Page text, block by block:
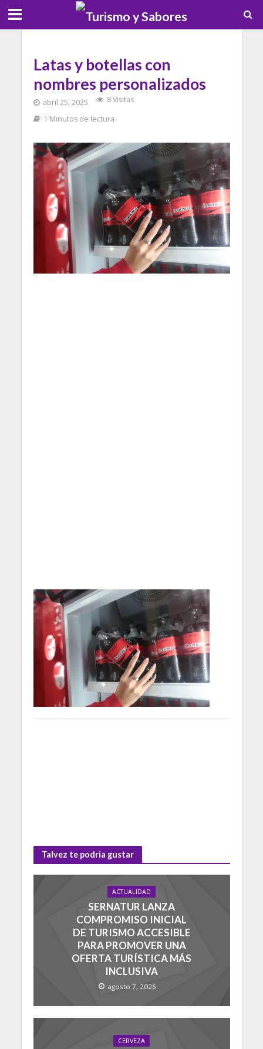
Latas y botellas con
nombres personalizados
abril 25, 2025
8 Visitas
1 Minutos de lectura
Talvez te podria gustar
ACTUALIDAD
SERNATUR LANZA
COMPROMISO INICIAL
DE TURISMO ACCESIBLE
PARA PROMOVER UNA
OFERTA TURÍSTICA MÁS
INCLUSIVA
agosto 7, 2026
CERVEZA